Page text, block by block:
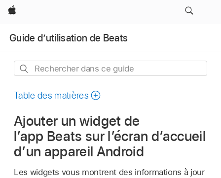
Apple
Guide d’utilisation de Beats
Rechercher
ce
Table des matières
Ajouter un widget de
l’app Beats sur l’écran d’accueil
d’un appareil Android
Les widgets vous montrent des informations à jour